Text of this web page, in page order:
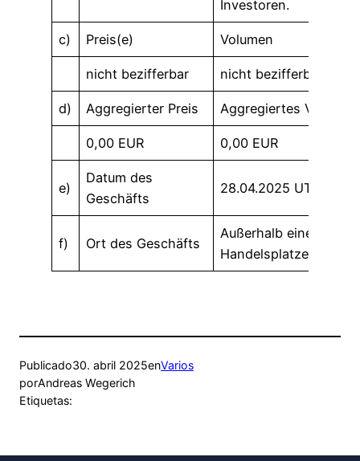
Investoren.
c) Preis(e) Volumen
nicht bezifferbar nicht bezifferbar
d) Aggregierter Preis Aggregiertes Volumen
0,00 EUR 0,00 EUR
e)
Datum des
Geschäfts
28.04.2025 UTC+2
f) Ort des Geschäfts
Außerhalb eines
Handelsplatzes
Publicado30. abril 2025enVarios
porAndreas Wegerich
Etiquetas: